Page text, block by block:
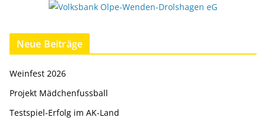
Neue Beiträge
Weinfest 2026
Projekt Mädchenfussball
Testspiel-Erfolg im AK-Land